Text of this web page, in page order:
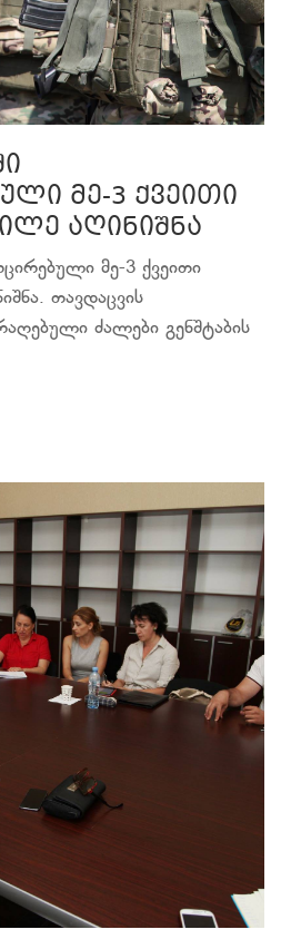
მე-3 ქვეითი
აღინიშნა
მე-3 ქვეითი
თავდაცვის
ძალები გენშტაბის